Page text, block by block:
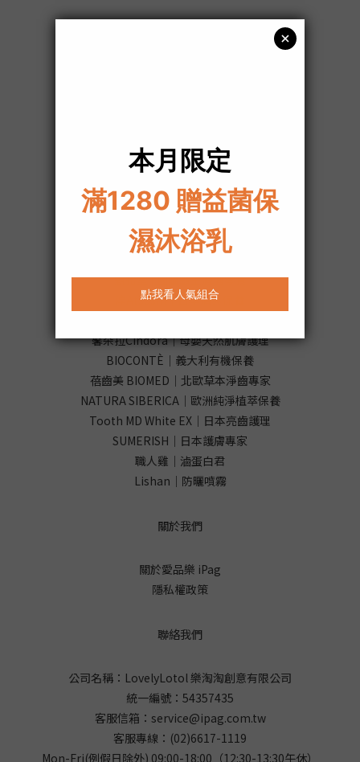
退換貨政策
推薦品牌
蓓昂斯BYPHASSE｜歐洲沙龍SPA專業
甄拾堂 | 團購霸主減糖零食
淳Atsushi｜日本清爽保養
馨朵拉Cindora｜母嬰天然肌膚護理
BIOCONTÈ｜義大利有機保養
蓓齒美 BIOMED｜北歐草本淨齒專家
NATURA SIBERICA｜歐洲純淨植萃保養
Tooth MD White EX｜日本亮齒護理
SUMERISH｜日本護膚專家
職人雞｜滷蛋白君
Lishan｜防曬噴霧
關於我們
關於愛品樂 iPag
隱私權政策
聯絡我們
公司名稱：LovelyLotol 樂淘淘創意有限公司
統一編號：54357435
客服信箱： service@ipag.com.tw
客服專線： (02)6617-1119
Mon-Fri(例假日除外) 09:00-18:00（12:30-13:30午休）